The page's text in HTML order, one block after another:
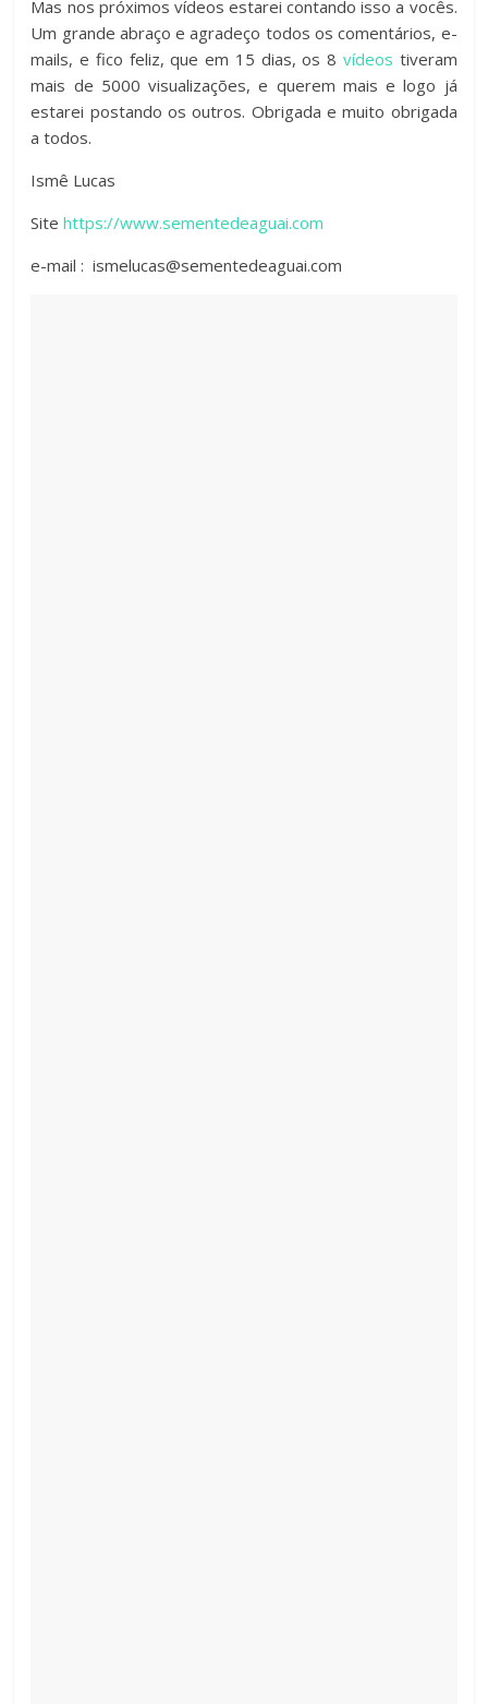
Mas nos próximos vídeos estarei contando isso a vocês.
Um grande abraço e agradeço todos os comentários, e-
mails, e fico feliz, que em 15 dias, os 8 vídeos tiveram
mais de 5000 visualizações, e querem mais e logo já
estarei postando os outros. Obrigada e muito obrigada
a todos.
Ismê Lucas
Sitehttps://www.sementedeaguai.com
e-mail : ismelucas@sementedeaguai.com